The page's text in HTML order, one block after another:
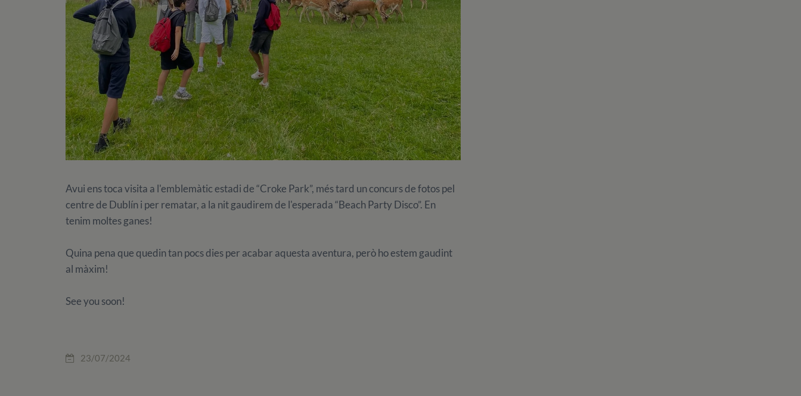
Avui ens toca visita a l'emblemàtic estadi de “Croke Park”, més tard un concurs de fotos pel
centre de Dublín i per rematar, a la nit gaudirem de l'esperada “Beach Party Disco”. En
tenim moltes ganes!
Quina pena que quedin tan pocs dies per acabar aquesta aventura, però ho estem gaudint
al màxim!
See you soon!
23/07/2024